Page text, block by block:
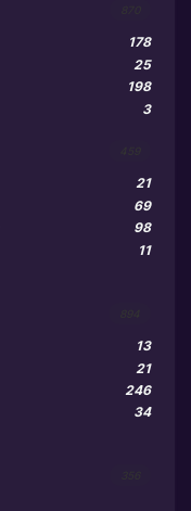
178
25
198
3
21
69
98
11
13
21
246
34